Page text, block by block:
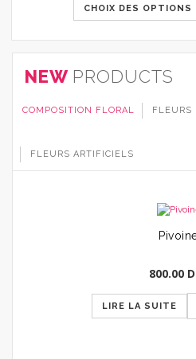
CHOIX DES OPTIONS
NEW PRODUCTS
COMPOSITION FLORAL FLEURS
FLEURS ARTIFICIELS
800.00
LIRE LA SUITE